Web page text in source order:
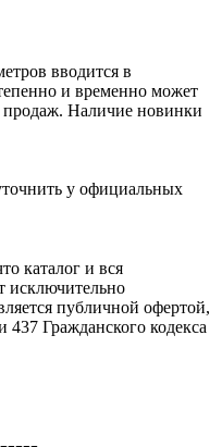
вводится в
и временно может
продаж. Наличие новинки
у официальных
каталог и вся
исключительно
публичной офертой,
Гражданского кодекса